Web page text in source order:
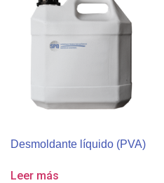
Desmoldante líquido (PVA)
Leer más